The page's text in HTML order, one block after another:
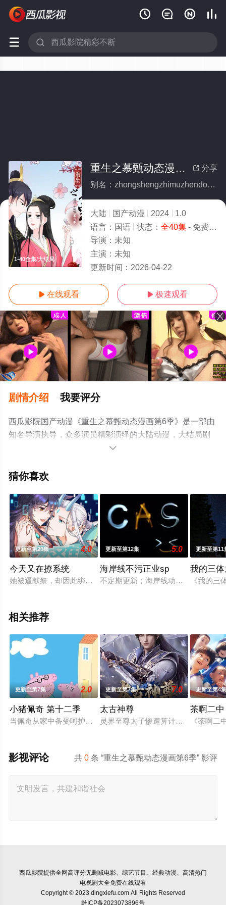
   
 
1-40全集/大结局
 分享
重生之慕甄动态漫画第6季(全集)
别名：zhongshengzhimuzhendongtaimanhuadi6ji
大陆 国产动漫 2024
1.0
语言： 国语 状态： 全40集- 免费在线观看
导演： 未知
主演： 未知
更新时间： 2026-04-22
 在线观看  极速观看
剧情介绍 我要评分
西瓜影院国产动漫《重生之慕甄动态漫画第6季》是一部由
知名导演执导，众多演员精彩演绎的大陆动漫，大结局剧
情已揭晓（1-40全集），手机免费观看高清未删减完整版
漫、电视猫或剧情网等平台了解。

猜你喜欢
更新至第20集 4.0
今天又在撩系统
她被逼献祭，却因此绑定系统；穿越万千世界，只为重生复仇
更新至第12集 5.0
海岸线不污正业sp
不定期更新；海岸线动画，一个致力
更新至第11
我的三
《我的三
相关推荐
更新至第7集 2.0
小猪佩奇 第十二季
当佩奇从家中备受呵护的"小妹妹"一跃成为肩负责任的"大姐姐"
更新至第7集 7.0
太古神尊
灵界至尊太子惨遭算计身死，重生跌
更新至第4
茶啊二
《茶啊二
共0 条 “重生之慕甄动态漫画第6季” 影评
影视评论
西瓜影院提供全网高评分无删减电影、综艺节目、经典动漫、高清热门
电视剧大全免费在线观看
Copyright © 2023 dingxiefu.com All Rights Reserved
黔ICP备2023073896号